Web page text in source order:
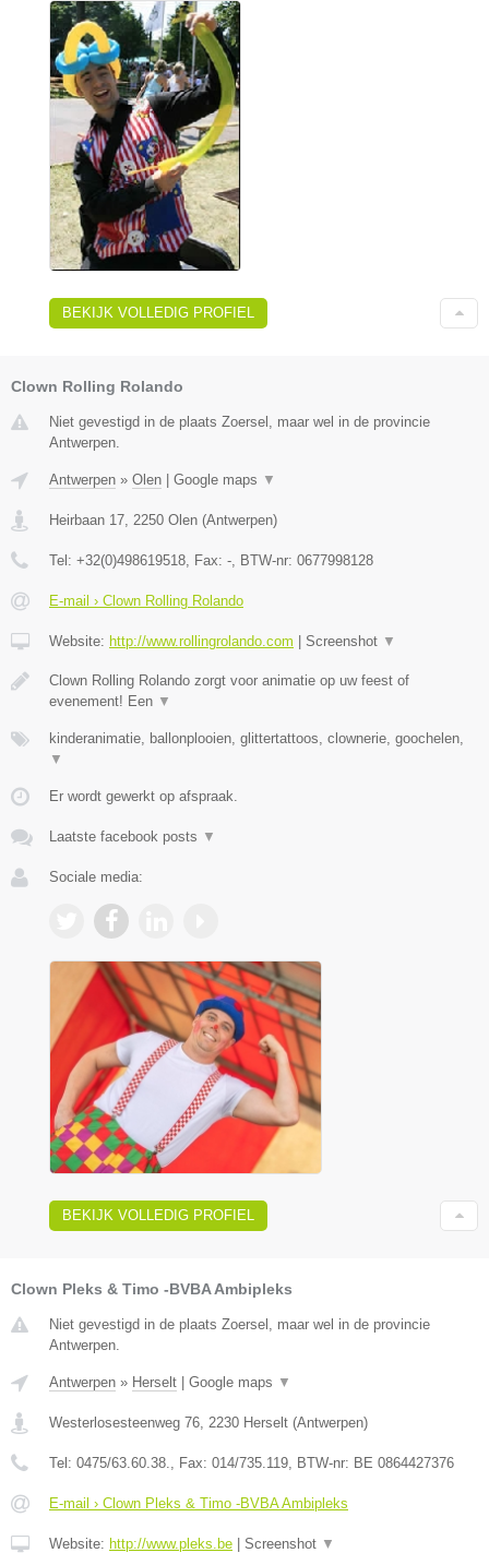
BEKIJK VOLLEDIG PROFIEL
Clown Rolling Rolando
Niet gevestigd in de plaats Zoersel, maar wel in de provincie
Antwerpen.
Antwerpen » Olen Google maps ▼
Heirbaan 17, 2250 Olen (Antwerpen)
Tel: +32(0)498619518, Fax: -, BTW-nr: 0677998128
E-mail › Clown Rolling Rolando
Website: http://www.rollingrolando.com Screenshot ▼
Clown Rolling Rolando zorgt voor animatie op uw feest of
evenement! Een ▼
kinderanimatie, ballonplooien, glittertattoos, clownerie, goochelen,
▼
Er wordt gewerkt op afspraak.
Laatste facebook posts ▼
Sociale media:
BEKIJK VOLLEDIG PROFIEL
Clown Pleks & Timo -BVBA Ambipleks
Niet gevestigd in de plaats Zoersel, maar wel in de provincie
Antwerpen.
Antwerpen » Herselt | Google maps ▼
Westerlosesteenweg 76 2230 Herselt (Antwerpen)
Tel: 0475/63.60.38. , Fax: 014/735.119 , BTW-nr: BE 0864427376
E-mail › Clown Pleks & Timo -BVBA Ambipleks
Website: http://www.pleks.be | Screenshot ▼